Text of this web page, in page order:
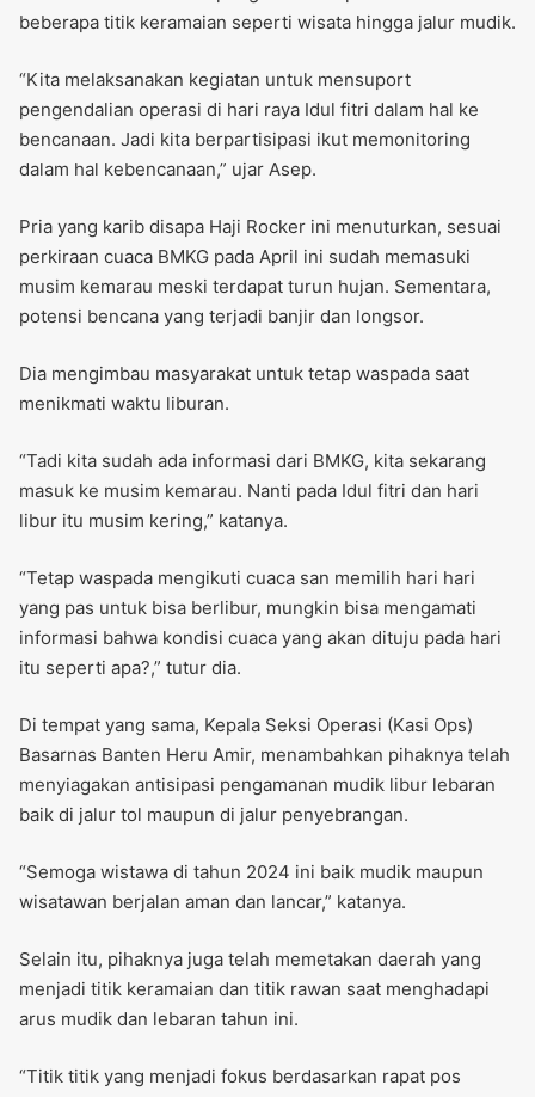
beberapa titik keramaian seperti wisata hingga jalur mudik.
“Kita melaksanakan kegiatan untuk mensuport
pengendalian operasi di hari raya Idul fitri dalam hal ke
bencanaan. Jadi kita berpartisipasi ikut memonitoring
dalam hal kebencanaan,” ujar Asep.
Pria yang karib disapa Haji Rocker ini menuturkan, sesuai
perkiraan cuaca BMKG pada April ini sudah memasuki
musim kemarau meski terdapat turun hujan. Sementara,
potensi bencana yang terjadi banjir dan longsor.
Dia mengimbau masyarakat untuk tetap waspada saat
menikmati waktu liburan.
“Tadi kita sudah ada informasi dari BMKG, kita sekarang
masuk ke musim kemarau. Nanti pada Idul fitri dan hari
libur itu musim kering,” katanya.
“Tetap waspada mengikuti cuaca san memilih hari hari
yang pas untuk bisa berlibur, mungkin bisa mengamati
informasi bahwa kondisi cuaca yang akan dituju pada hari
itu seperti apa?,” tutur dia.
Di tempat yang sama, Kepala Seksi Operasi (Kasi Ops)
Basarnas Banten Heru Amir, menambahkan pihaknya telah
menyiagakan antisipasi pengamanan mudik libur lebaran
baik di jalur tol maupun di jalur penyebrangan.
“Semoga wistawa di tahun 2024 ini baik mudik maupun
wisatawan berjalan aman dan lancar,” katanya.
Selain itu, pihaknya juga telah memetakan daerah yang
menjadi titik keramaian dan titik rawan saat menghadapi
arus mudik dan lebaran tahun ini.
“Titik titik yang menjadi fokus berdasarkan rapat pos